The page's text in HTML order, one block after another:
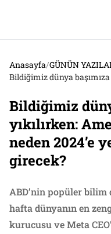
Anasayfa/GÜNÜN
Bildiğimiz
yıkılırken:
neden 2024’e
girecek?
ABD’nin popüler bilim
hafta dünyanın en
kurucusu ve Meta